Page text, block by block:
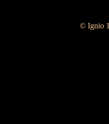
© Ignio